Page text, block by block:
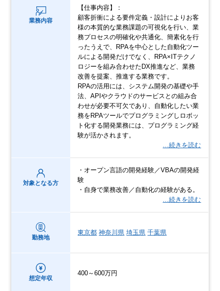
業務内容
【仕事内容】：
顧客折衝による要件定義・設計によりお客
様の本質的な業務課題の可視化を行い、業
務プロセスの明確化や共通化、簡素化を行
ったうえで、RPAを中心とした自動化ツー
ルによる開発だけでなく、RPA×ITテクノ
ロジーを組み合わせたDX推進など、業務
改善を提案、推進する業務です。
RPAの活用には、システム開発の基礎や手
法、APIやクラウドのサービスとの組み合
わせが必要不可欠であり、自動化したい業
務をRPAツールでプログラミングしロボッ
ト化する開発業務には、プログラミング経
験が活かされます。
…続きを読む
対象となる方
・オープン言語の開発経験／VBAの開発経
験
・自身で業務改善／自動化の経験がある。
…続きを読む
勤務地
東京都 神奈川県 埼玉県 千葉県
想定年収
400～600万円